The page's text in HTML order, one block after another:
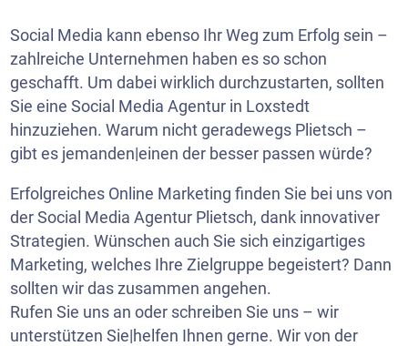
Social Media kann ebenso Ihr Weg zum Erfolg sein –
zahlreiche Unternehmen haben es so schon
geschafft. Um dabei wirklich durchzustarten, sollten
Sie eine Social Media Agentur in Loxstedt
hinzuziehen. Warum nicht geradewegs Plietsch –
gibt es jemanden|einen der besser passen würde?
Erfolgreiches Online Marketing finden Sie bei uns von
der Social Media Agentur Plietsch, dank innovativer
Strategien. Wünschen auch Sie sich einzigartiges
Marketing, welches Ihre Zielgruppe begeistert? Dann
sollten wir das zusammen angehen.
Rufen Sie uns an oder schreiben Sie uns – wir
unterstützen Sie|helfen Ihnen gerne. Wir von der